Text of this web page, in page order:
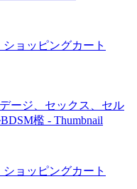
ショッピングカート
ショッピングカート